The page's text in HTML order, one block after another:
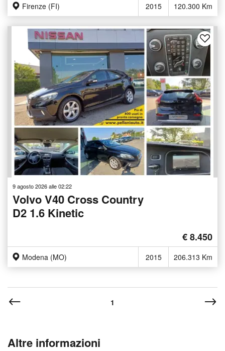
Firenze (FI) 2015 120.300 Km
9 agosto 2026 alle 02:22
Volvo V40 Cross Country
D2 1.6 Kinetic
€ 8.450
Modena (MO) 2015 206.313 Km
1
Altre informazioni